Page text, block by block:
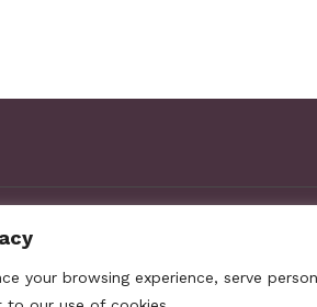
your browsing experience, serve